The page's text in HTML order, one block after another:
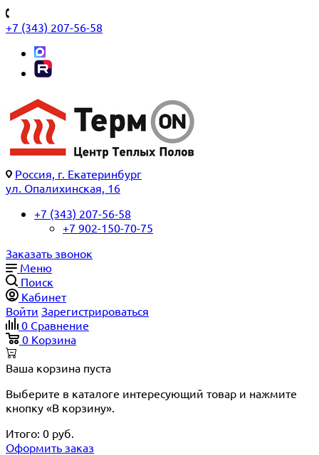
+7 (343) 207-56-58
Россия, г. Екатеринбург
ул. Опалихинская, 16
+7 (343) 207-56-58
+7 902-150-70-75
Заказать звонок
Меню
Поиск
Кабинет
Войти Зарегистрироваться
0 Сравнение
0 Корзина
Ваша корзина пуста
Выберите в каталоге интересующий товар и нажмите
кнопку «В корзину».
Итого: 0 руб.
Оформить заказ